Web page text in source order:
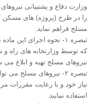
وزارت دفاع و پشتیبانی
را در طرح (پروژه) های مسکن
مسلح فراهم نماید.
تبصره ۱- نحوه اجرای
که توسط وزارتخانه های راه و
نیروهای مسلح تهیه و ابلاغ می
تبصره ۲- نیروهای مسلح می
نیاز خود و با رعایت مقررات
استفاده نمایند.